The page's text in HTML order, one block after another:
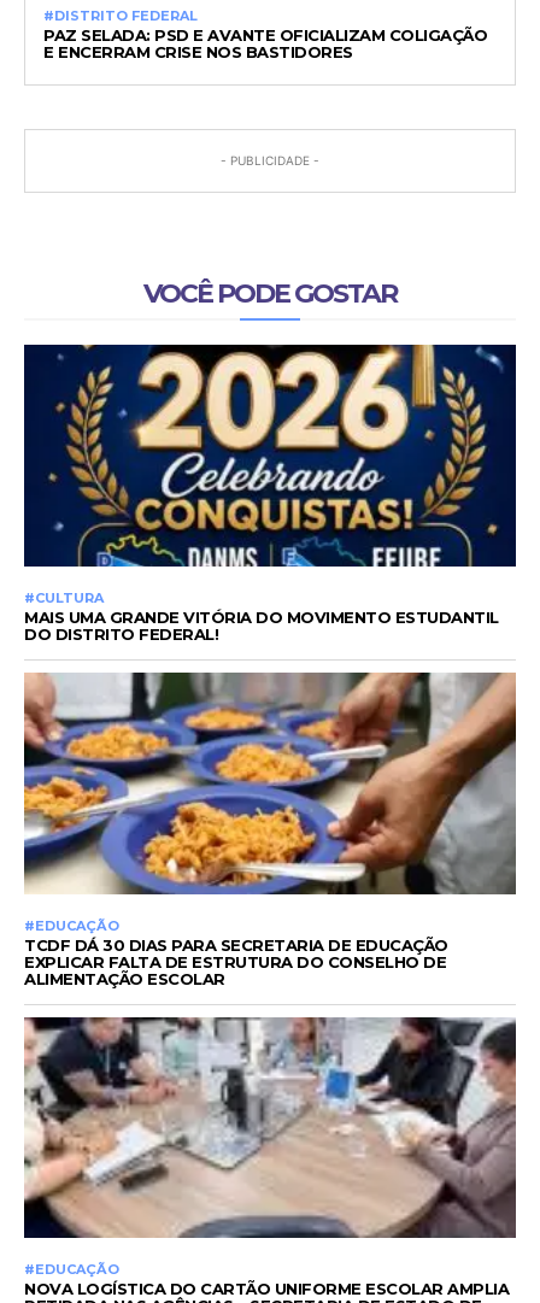
#DISTRITO FEDERAL
PAZ SELADA: PSD E AVANTE OFICIALIZAM COLIGAÇÃO
E ENCERRAM CRISE NOS BASTIDORES
- PUBLICIDADE -
VOCÊ PODE GOSTAR
#CULTURA
MAIS UMA GRANDE VITÓRIA DO MOVIMENTO ESTUDANTIL
DO DISTRITO FEDERAL!
#EDUCAÇÃO
TCDF DÁ 30 DIAS PARA SECRETARIA DE EDUCAÇÃO
EXPLICAR FALTA DE ESTRUTURA DO CONSELHO DE
ALIMENTAÇÃO ESCOLAR
#EDUCAÇÃO
NOVA LOGÍSTICA DO CARTÃO UNIFORME ESCOLAR AMPLIA